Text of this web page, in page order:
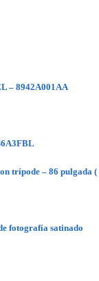
– 8942A001AA
trípode – 86 pulgada (
fotografía satinado